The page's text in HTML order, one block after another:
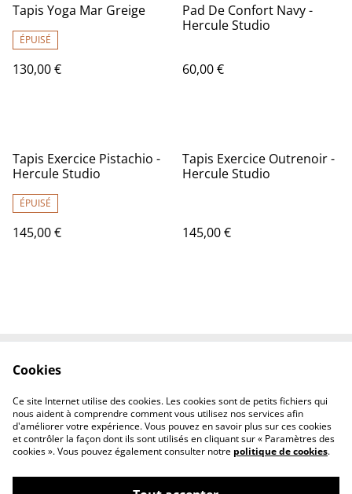
Tapis Yoga Mar Greige
ÉPUISÉ
130,00 €
Pad De Confort Navy -
Hercule Studio
60,00 €
Tapis Exercice Pistachio -
Hercule Studio
ÉPUISÉ
145,00 €
Tapis Exercice Outrenoir -
Hercule Studio
145,00 €
Politique de
confidentialité
Politique de cookies
Cookies
Ce site Internet utilise des cookies. Les cookies sont de petits fichiers qui
nous aident à comprendre comment vous utilisez nos services afin
d'améliorer votre expérience. Vous pouvez en savoir plus sur ces cookies
et contrôler la façon dont ils sont utilisés en cliquant sur « Paramètres des
cookies ». Vous pouvez également consulter notre politique de cookies.